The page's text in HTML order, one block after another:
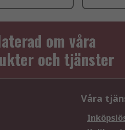
om våra
och tjänster
Våra